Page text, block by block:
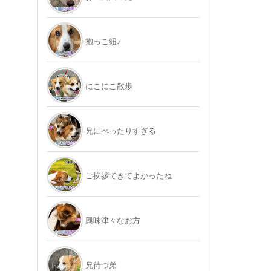
抱っこ紐♪
にこにこ散歩
兄にべったりすぎる
ご挨拶できてよかったね
興味津々なお方
兄待つ弟